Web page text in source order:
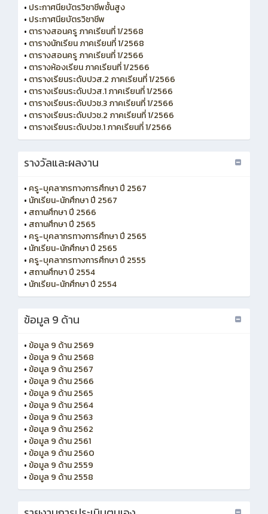
• ประกาศนียบัตรวิชาชีพชั้นสูง
• ประกาศนียบัตรวิชาชีพ
• ตารางสอนครู ภาคเรียนที่ 1/2568
• ตารางนักเรียน ภาคเรียนที่ 1/2568
• ตารางสอนครู ภาคเรียนที่ 1/2566
• ตารางห้องเรียน ภาคเรียนที่ 1/2566
• ตารางเรียนระดับปวส.2 ภาคเรียนที่ 1/2566
• ตารางเรียนระดับปวส.1 ภาคเรียนที่ 1/2566
• ตารางเรียนระดับปวช.3 ภาคเรียนที่ 1/2566
• ตารางเรียนระดับปวช.2 ภาคเรียนที่ 1/2566
• ตารางเรียนระดับปวช.1 ภาคเรียนที่ 1/2566
รางวัลและผลงาน
• ครู-บุคลากรทางการศึกษา ปี 2567
• นักเรียน-นักศึกษา ปี 2567
• สถานศึกษา ปี 2566
• สถานศึกษา ปี 2565
• ครู-บุคลากรทางการศึกษา ปี 2565
• นักเรียน-นักศึกษา ปี 2565
• ครู-บุคลากรทางการศึกษา ปี 2555
• สถานศึกษา ปี 2554
• นักเรียน-นักศึกษา ปี 2554
ข้อมูล 9 ด้าน
• ข้อมูล 9 ด้าน 2569
• ข้อมูล 9 ด้าน 2568
• ข้อมูล 9 ด้าน 2567
• ข้อมูล 9 ด้าน 2566
• ข้อมูล 9 ด้าน 2565
• ข้อมูล 9 ด้าน 2564
• ข้อมูล 9 ด้าน 2563
• ข้อมูล 9 ด้าน 2562
• ข้อมูล 9 ด้าน 2561
• ข้อมูล 9 ด้าน 2560
• ข้อมูล 9 ด้าน 2559
• ข้อมูล 9 ด้าน 2558